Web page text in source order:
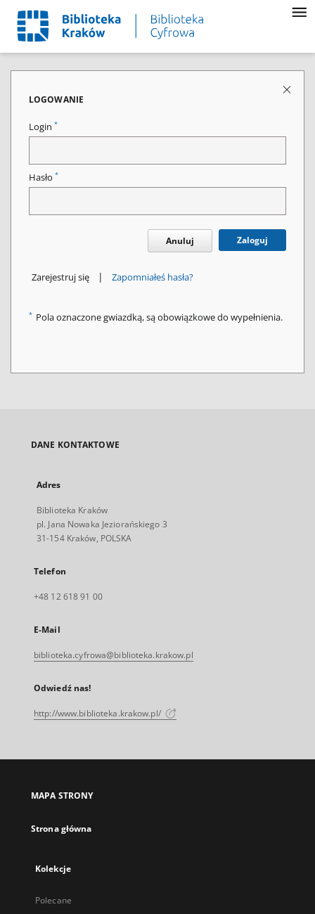
LOGOWANIE
Login *
Hasło *
Anuluj Zaloguj
Zarejestruj się | Zapomniałeś hasła?
* Pola oznaczone gwiazdką, są obowiązkowe do wypełnienia.
DANE KONTAKTOWE
Adres
Biblioteka Kraków
pl. Jana Nowaka Jeziorańskiego 3
31-154 Kraków, POLSKA
Telefon
+48 12 618 91 00
E-Mail
biblioteka.cyfrowa@biblioteka.krakow.pl
Odwiedź nas!
http://www.biblioteka.krakow.pl/
MAPA STRONY
Strona główna
Kolekcje
Polecane